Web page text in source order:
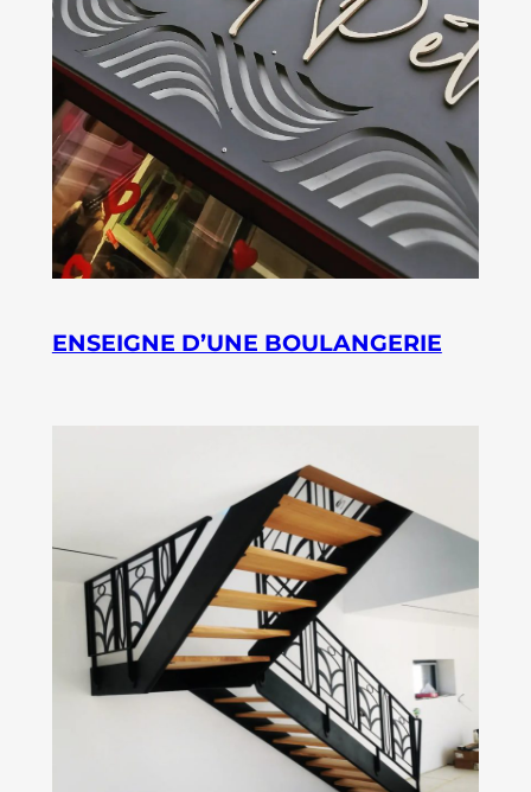
ENSEIGNE D’UNE BOULANGERIE